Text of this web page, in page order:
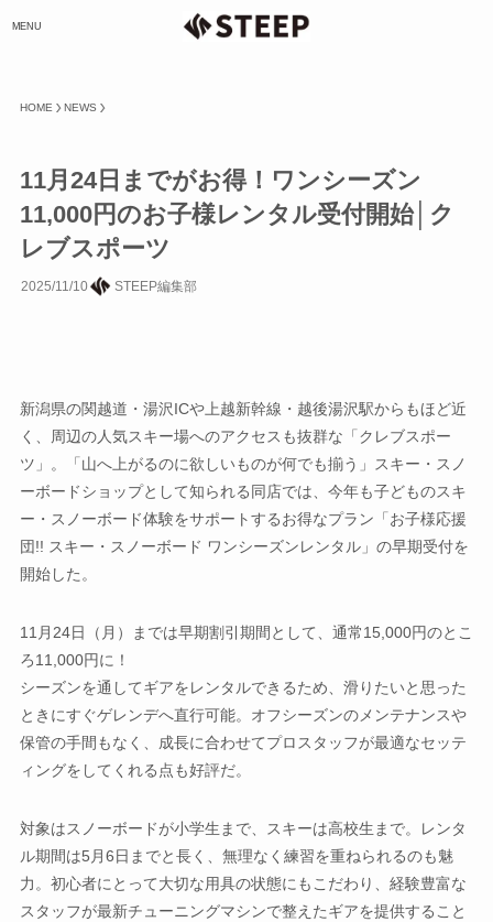
MENU
HOME NEWS
11月24日までがお得！ワンシーズン
11,000円のお子様レンタル受付開始│ク
レブスポーツ
2025/11/10 STEEP編集部
新潟県の関越道・湯沢ICや上越新幹線・越後湯沢駅からもほど近
く、周辺の人気スキー場へのアクセスも抜群な「クレブスポー
ツ」。「山へ上がるのに欲しいものが何でも揃う」スキー・スノ
ーボードショップとして知られる同店では、今年も子どものスキ
ー・スノーボード体験をサポートするお得なプラン「お子様応援
団!! スキー・スノーボード ワンシーズンレンタル」の早期受付を
開始した。
11月24日（月）までは早期割引期間として、通常15,000円のとこ
ろ11,000円に！
シーズンを通してギアをレンタルできるため、滑りたいと思った
ときにすぐゲレンデへ直行可能。オフシーズンのメンテナンスや
保管の手間もなく、成長に合わせてプロスタッフが最適なセッテ
ィングをしてくれる点も好評だ。
対象はスノーボードが小学生まで、スキーは高校生まで。レンタ
ル期間は5月6日までと長く、無理なく練習を重ねられるのも魅
力。初心者にとって大切な用具の状態にもこだわり、経験豊富な
スタッフが最新チューニングマシンで整えたギアを提供すること